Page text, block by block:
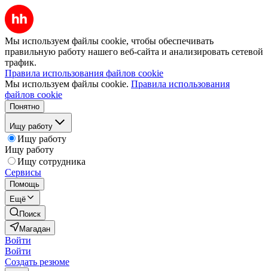
Мы используем файлы cookie, чтобы обеспечивать
правильную работу нашего веб-сайта и анализировать сетевой
трафик.
Правила использования файлов cookie
Мы используем файлы cookie. Правила использования
файлов cookie
Понятно
Ищу работу
Ищу работу
Ищу работу
Ищу сотрудника
Сервисы
Помощь
Ещё
Поиск
Магадан
Войти
Войти
Создать резюме